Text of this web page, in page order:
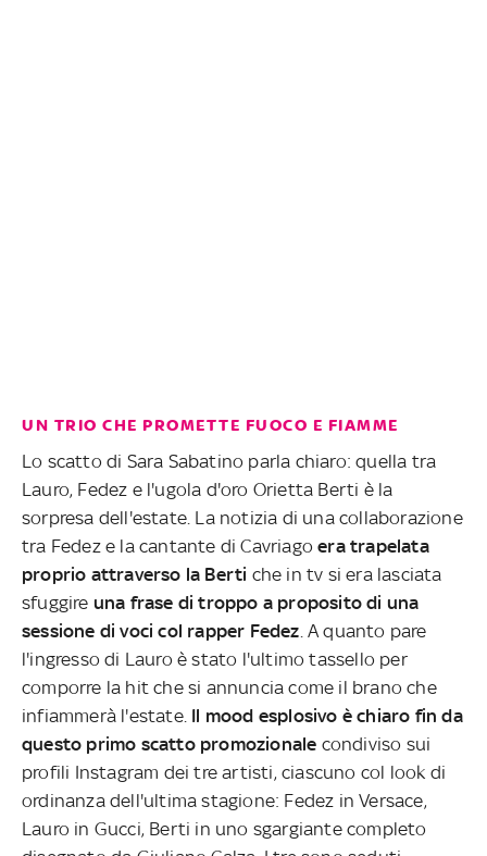
UN TRIO CHE PROMETTE FUOCO E FIAMME
Lo scatto di Sara Sabatino parla chiaro: quella tra
Lauro, Fedez e l'ugola d'oro Orietta Berti è la
sorpresa dell'estate. La notizia di una collaborazione
tra Fedez e la cantante di Cavriagoera trapelata
proprio attraverso la Berti che in tv si era lasciata
sfuggire una frase di troppo a proposito di una
sessione di voci col rapper Fedez . A quanto pare
l'ingresso di Lauro è stato l'ultimo tassello per
comporre la hit che si annuncia come il brano che
infiammerà l'estate. Il mood esplosivo è chiaro fin da
questo primo scatto promozionale condiviso sui
profili Instagram dei tre artisti, ciascuno col look di
ordinanza dell'ultima stagione: Fedez in Versace,
Lauro in Gucci, Berti in uno sgargiante completo